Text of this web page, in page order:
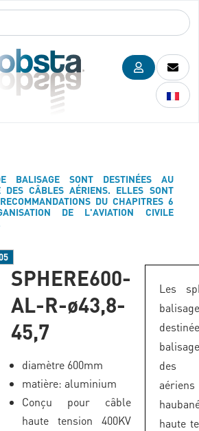
BALISAGE SONT DESTINÉES AU
DES CÂBLES AÉRIENS. ELLES SONT
DU CHAPITRES 6
DE L'AVIATION CIVILE
SPHERE600-
AL-R-ø43,8-
45,7
diamètre 600mm
matière: aluminium
Conçu pour câble
haute tension 400KV
Les
des
haute